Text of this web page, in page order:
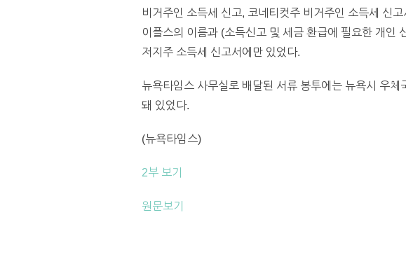
비거주인 소득세 신고, 코네티컷주 비거주인 소득세 신
이플스의 이름과 (소득신고 및 세금 환급에 필요한 개인
저지주 소득세 신고서에만 있었다.
뉴욕타임스 사무실로 배달된 서류 봉투에는 뉴욕시 우
돼 있었다.
(뉴욕타임스)
2부 보기
원문보기